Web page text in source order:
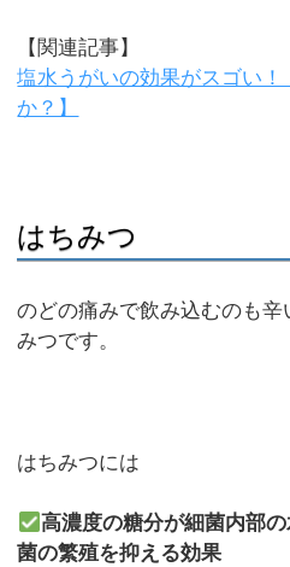
【関連記事】
塩水うがいの効果がスゴい
か？】
はちみつ
のどの痛みで飲み込むのも
みつです。
はちみつには
高濃度の糖分が細菌内部
菌の繁殖を抑える効果